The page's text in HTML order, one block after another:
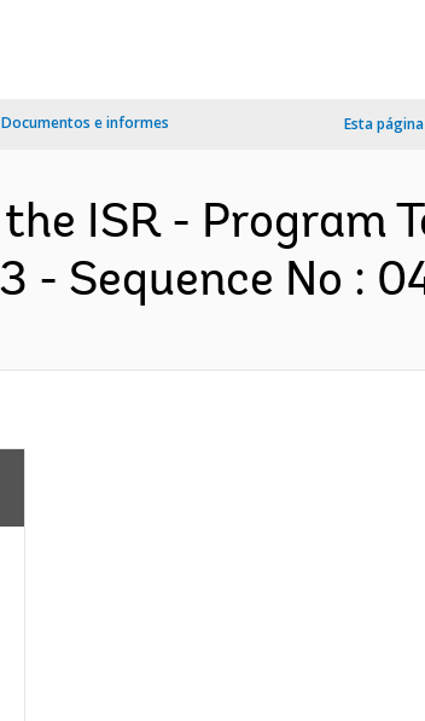
Documentos e informes Esta
ISR - Program
- Sequence No :